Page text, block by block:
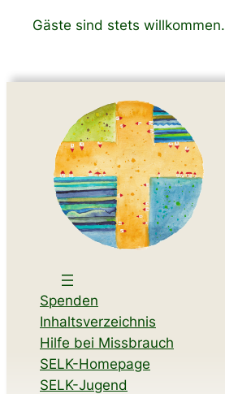
Gäste sind stets willkommen.
Spenden
Inhaltsverzeichnis
Hilfe bei Missbrauch
SELK-Homepage
SELK-Jugend